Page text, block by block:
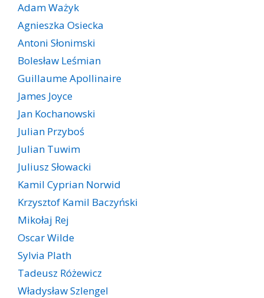
Adam Ważyk
Agnieszka Osiecka
Antoni Słonimski
Bolesław Leśmian
Guillaume Apollinaire
James Joyce
Jan Kochanowski
Julian Przyboś
Julian Tuwim
Juliusz Słowacki
Kamil Cyprian Norwid
Krzysztof Kamil Baczyński
Mikołaj Rej
Oscar Wilde
Sylvia Plath
Tadeusz Różewicz
Władysław Szlengel